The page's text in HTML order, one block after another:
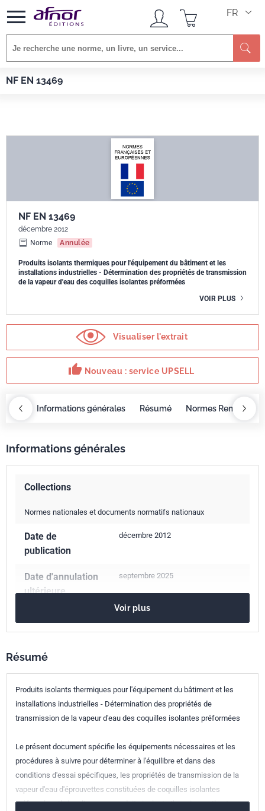
FR
NF EN 13469
Afnor EDITIONS
NF EN 13469
décembre 2012
Norme
Annulée
Produits isolants thermiques pour l'équipement du bâtiment et les
installations industrielles - Détermination des propriétés de transmission
de la vapeur d'eau des coquilles isolantes préformées
VOIR PLUS
Visualiser l'extrait
thumb_up Nouveau : service UPSELL
Informations générales Résumé Normes
Informations générales
Collections
Normes nationales et documents normatifs nationaux
Date de
publication
décembre 2012
Date d'annulation
ultérieure
septembre 2025
91.100.60Matériaux d'isolation thermique et acoustique
Indice de
P75-416
Numéro de tirage 1 - novembre 2012
Parenté
européenne
EN 13469:2012
Voir plus
Résumé
Produits isolants thermiques pour l'équipement du bâtiment et les
installations industrielles - Détermination des propriétés de
transmission de la vapeur d'eau des coquilles isolantes préformées
Le présent document spécifie les équipements nécessaires et les
procédures à suivre pour déterminer à l'équilibre et dans des
conditions d'essai spécifiques, les propriétés de transmission de la
vapeur d'eau d'éprouvettes constituées de coquilles isolantes
préformées. Il s'applique aux produits isolants thermiques. Il est